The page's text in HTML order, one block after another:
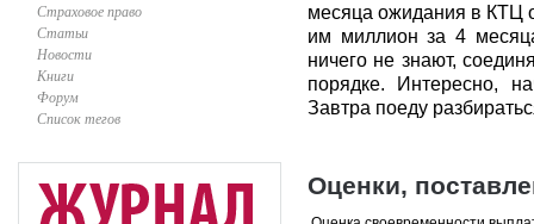
Страховое право
Статьи
Новости
Книги
Форум
Список тегов
месяца ожидания в КТЦ
им миллион за 4
ничего не знают,
порядке. Интересно,
Завтра поеду
Оценки,